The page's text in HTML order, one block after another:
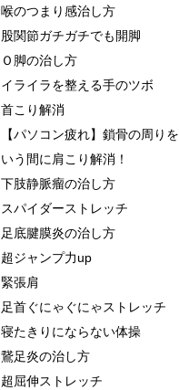
喉のつまり感治し方
股関節ガチガチでも開脚
Ｏ脚の治し方
イライラを整える手のツボ
首こり解消
【パソコン疲れ】鎖骨の周り
いう間に肩こり解消！
下肢静脈瘤の治し方
スパイダーストレッチ
足底腱膜炎の治し方
超ジャンプ力up
緊張肩
足首ぐにゃぐにゃストレッチ
寝たきりにならない体操
鵞足炎の治し方
超屈伸ストレッチ